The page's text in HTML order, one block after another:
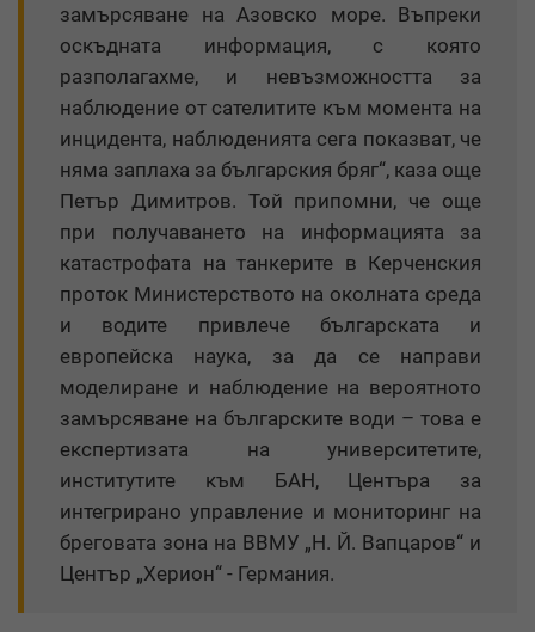
замърсяване на Азовско море. Въпреки
оскъдната информация, с която
разполагахме, и невъзможността за
наблюдение от сателитите към момента на
инцидента, наблюденията сега показват, че
няма заплаха за българския бряг“, каза още
Петър Димитров. Той припомни, че още
при получаването на информацията за
катастрофата на танкерите в Керченския
проток Министерството на околната среда
и водите привлече българската и
европейска наука, за да се направи
моделиране и наблюдение на вероятното
замърсяване на българските води – това е
експертизата на университетите,
институтите към БАН, Центъра за
интегрирано управление и мониторинг на
бреговата зона на ВВМУ „Н. Й. Вапцаров“ и
Център „Херион“ - Германия.